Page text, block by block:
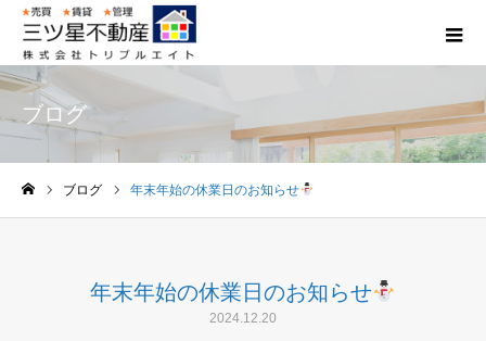
ブログ
ブログ 年末年始の休業日のお知らせ
年末年始の休業日のお知らせ
2024.12.20